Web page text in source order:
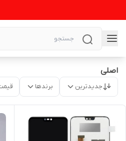
اصلی
جدیدترین برندها